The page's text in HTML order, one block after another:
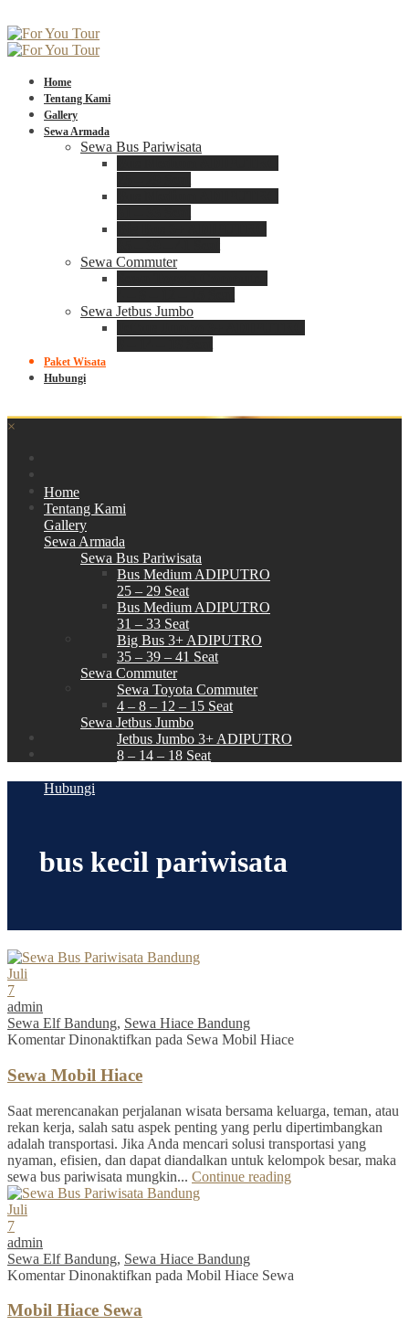
Home
Tentang Kami
Gallery
Sewa Armada
Sewa Bus Pariwisata
Sewa Commuter
Sewa Jetbus Jumbo
Paket Wisata
Hubungi
×
Home
Tentang Kami
Gallery
Sewa Armada
Sewa Bus Pariwisata
Bus Medium ADIPUTRO
25 – 29 Seat
Bus Medium ADIPUTRO
31 – 33 Seat
Big Bus 3+ ADIPUTRO
35 – 39 – 41 Seat
Sewa Commuter
Sewa Toyota Commuter
4 – 8 – 12 – 15 Seat
Sewa Jetbus Jumbo
Jetbus Jumbo 3+ ADIPUTRO
8 – 14 – 18 Seat
Hubungi
bus kecil pariwisata
Juli
7
admin
Sewa Elf Bandung, Sewa Hiace Bandung
Komentar Dinonaktifkan pada Sewa Mobil Hiace
Sewa Mobil Hiace
Saat merencanakan perjalanan wisata bersama keluarga, teman, atau
rekan kerja, salah satu aspek penting yang perlu dipertimbangkan
adalah transportasi. Jika Anda mencari solusi transportasi yang
nyaman, efisien, dan dapat diandalkan untuk kelompok besar, maka
sewa bus pariwisata mungkin... Continue reading
Juli
7
admin
Sewa Elf Bandung, Sewa Hiace Bandung
Komentar Dinonaktifkan pada Mobil Hiace Sewa
Mobil Hiace Sewa